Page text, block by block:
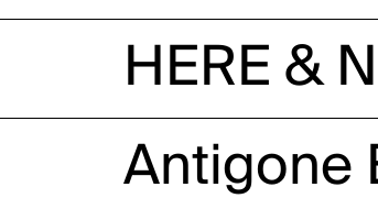
HERE &
Antigone